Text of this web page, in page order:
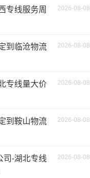
6817元
，不作为最终成交价
1.8×1.6×1.7
2026-08-08
专线服务周
2026-08-08
到临沧物流
2026-08-08
专线量大价
2026-08-08
到鞍山物流
2026-08-08
司-湖北专线